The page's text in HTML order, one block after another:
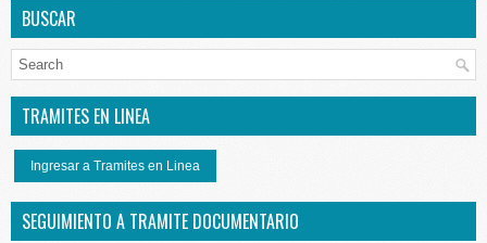
BUSCAR
TRAMITES EN LINEA
Ingresar a Tramites en Linea
SEGUIMIENTO A TRAMITE DOCUMENTARIO